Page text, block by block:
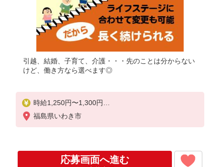
引越、結婚、子育て、介護・・・先のことは分からない
けど、働き方なら選べます◎
時給1,250円〜1,300円
◆初任者研修・未経験：時給1,250円〜
※経験者は3ヶ月以上
※給与幅は経験・能力による
福島県いわき市
応募画面へ進む